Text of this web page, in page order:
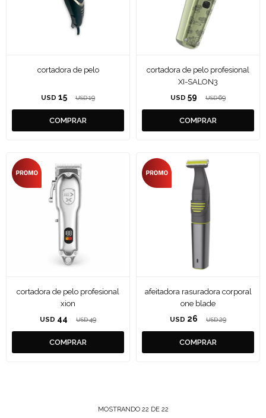
cortadora de pelo
USD 15 USD 19
cortadora de pelo profesional
XI-SALON3
USD 59 USD 69
cortadora de pelo profesional
xion
USD 44 USD 49
afeitadora rasuradora corporal
one blade
USD 26 USD 29
MOSTRANDO 22 DE 22